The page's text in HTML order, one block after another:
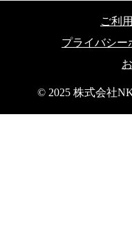
ご利
プライバシー
© 2025 株式会社